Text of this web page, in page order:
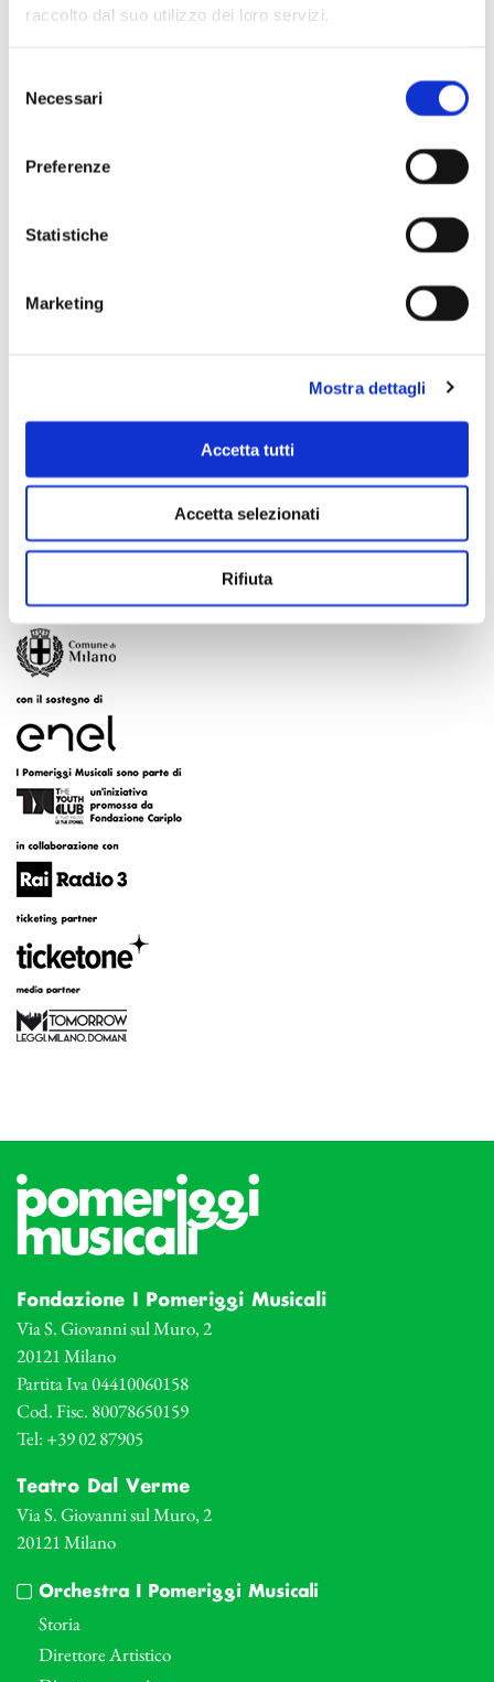
raccolto dal suo utilizzo dei loro servizi.
delNecessari
Preferenze
Statistiche
Marketing
Mostra dettagli
Accetta tutti
Accetta selezionati
Rifiuta
Fondazione I Pomeriggi Musicali
Via S. Giovanni sul Muro, 2
20121 Milano
Partita Iva 04410060158
Cod. Fisc. 80078650159
Tel: +39 02 87905
Teatro Dal Verme
Via S. Giovanni sul Muro, 2
20121 Milano
Orchestra I Pomeriggi Musicali
Storia
Direttore Artistico